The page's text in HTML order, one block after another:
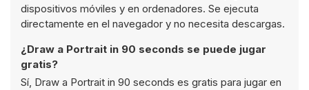
dispositivos móviles y en ordenadores. Se ejecuta
directamente en el navegador y no necesita descargas.
¿Draw a Portrait in 90 seconds se puede jugar
gratis?
Sí, Draw a Portrait in 90 seconds es gratis para jugar en